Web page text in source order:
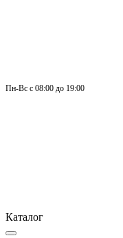
Пн-Вс с 08:00 до 19:00
Каталог